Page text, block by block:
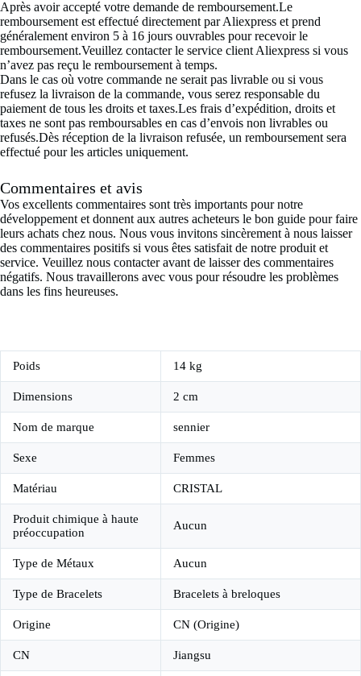
Après avoir accepté votre demande de remboursement.Le
remboursement est effectué directement par Aliexpress et prend
généralement environ 5 à 16 jours ouvrables pour recevoir le
remboursement.Veuillez contacter le service client Aliexpress si vous
n’avez pas reçu le remboursement à temps.
Dans le cas où votre commande ne serait pas livrable ou si vous
refusez la livraison de la commande, vous serez responsable du
paiement de tous les droits et taxes.Les frais d’expédition, droits et
taxes ne sont pas remboursables en cas d’envois non livrables ou
refusés.Dès réception de la livraison refusée, un remboursement sera
effectué pour les articles uniquement.
Commentaires et avis
Vos excellents commentaires sont très importants pour notre
développement et donnent aux autres acheteurs le bon guide pour faire
leurs achats chez nous. Nous vous invitons sincèrement à nous laisser
des commentaires positifs si vous êtes satisfait de notre produit et
service. Veuillez nous contacter avant de laisser des commentaires
négatifs. Nous travaillerons avec vous pour résoudre les problèmes
dans les fins heureuses.
Poids 14 kg
Dimensions 2 cm
Nom de marque sennier
Sexe Femmes
Matériau CRISTAL
Produit chimique à haute
préoccupation
Aucun
Type de Métaux Aucun
Type de Bracelets Bracelets à breloques
Origine CN (Origine)
CN Jiangsu